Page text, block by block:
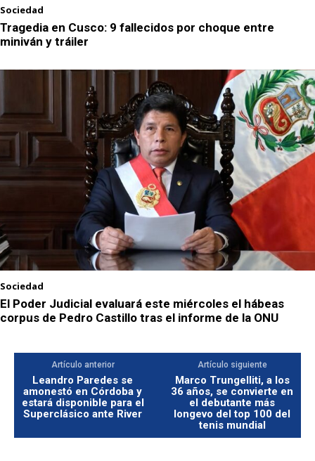
Sociedad
Tragedia en Cusco: 9 fallecidos por choque entre
miniván y tráiler
Sociedad
El Poder Judicial evaluará este miércoles el hábeas
corpus de Pedro Castillo tras el informe de la ONU
Artículo anterior
Leandro Paredes se
amonestó en Córdoba y
estará disponible para el
Superclásico ante River
Artículo siguiente
Marco Trungelliti, a los
36 años, se convierte en
el debutante más
longevo del top 100 del
tenis mundial